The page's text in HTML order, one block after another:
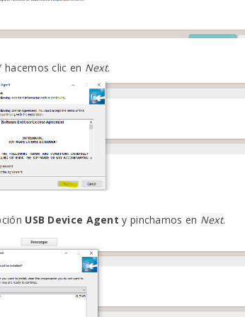
hacemos clic en Next.
USB Device Agent y pinchamos en Next.